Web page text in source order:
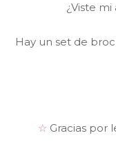
¿Viste
Hay un set de
☆ Gracias por